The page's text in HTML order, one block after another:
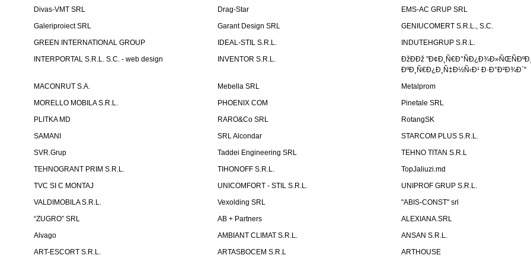
Divas-VMT SRL Drag-Star
EMS-AC GRUP SRL
Galeriproiect SRL
Garant Design SRL
GENIUCOMERT S.R.L., S.C.
GREEN INTERNATIONAL GROUP
IDEAL-STIL S.R.L.
INDUTEHGRUP S.R.L.
INTERPORTAL S.R.L. S.C. - web design
INVENTOR S.R.L.
ÐžÐÐž
ÐºÐ¸Ñ€Ð¿Ð¸Ñ‡Ð½Ñ‹Ð¹ Ð·Ð°Ð²Ð¾Ð´"
MACONRUT S.A.
Mebella SRL
Metalprom
MORELLO MOBILA S.R.L.
PHOENIX COM
Pinetale SRL
PLITKA MD
RARO&Co SRL
RotangSK
SAMANI
SRL Alcondar
STARCOM PLUS S.R.L.
SVR.Grup
Taddei Engineering SRL
TEHNO TITAN S.R.L
TEHNOGRANT PRIM S.R.L.
TIHONOFF S.R.L.
TopJaliuzi.md
TVC SI C MONTAJ
UNICOMFORT - STIL S.R.L.
UNIPROF GRUP S.R.L.
VALDIMOBILA S.R.L.
Vexolding SRL
"ABIS-CONST" srl
“ZUGRO” SRL
AB + Partners
ALEXIANA.SRL
Alvago
AMBIANT CLIMAT S.R.L.
ANSAN S.R.L.
ART-ESCORT S.R.L.
ARTASBOCEM S.R.L
ARTHOUSE